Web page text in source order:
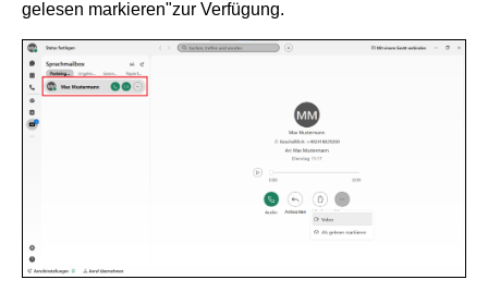
gelesen markieren"zur Verfügung.